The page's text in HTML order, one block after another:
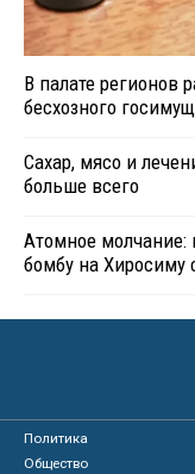
В палате регионов
бесхозного
Сахар, мясо и
больше всего
Атомное молчание:
бомбу на
Политика
Общество